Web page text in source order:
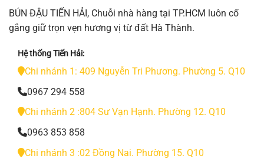
BÚN ĐẬU TIẾN HẢI, Chuỗi nhà hàng tại TP.HCM luôn cố
gắng giữ trọn vẹn hương vị từ đất Hà Thành.
Hệ thống Tiến Hải:
Chi nhánh 1: 409 Nguyễn Tri Phương. Phường 5. Q10
0967 294 558
Chi nhánh 2 :804 Sư Vạn Hạnh. Phường 12. Q10
0963 853 858
Chi nhánh 3 :02 Đồng Nai. Phường 15. Q10